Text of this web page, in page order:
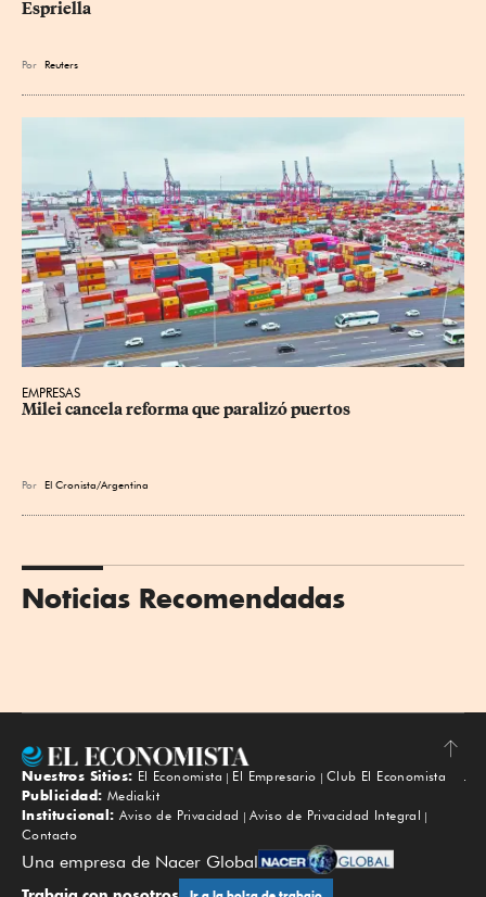
Espriella
Por Reuters
EMPRESAS
Milei cancela reforma que paralizó puertos
Por El Cronista/Argentina
Noticias Recomendadas
Subir
Nuestros Sitios: El Economista El Empresario
Club El Economista
Publicidad: Mediakit
Institucional: Aviso de Privacidad
Aviso de Privacidad Integral
Contacto
Una empresa de Nacer Global